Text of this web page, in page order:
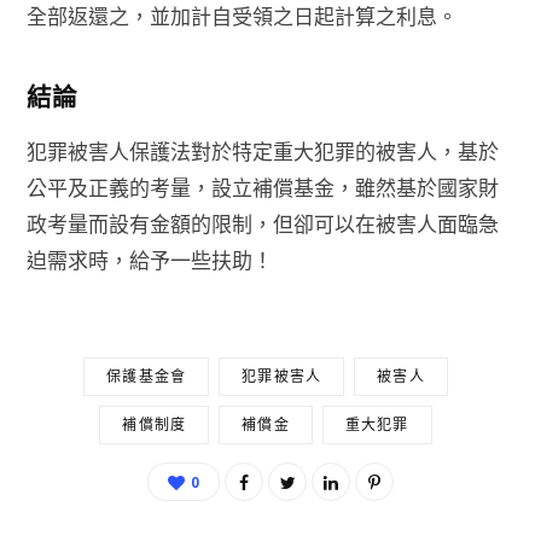
全部返還之，並加計自受領之日起計算之利息。
結論
犯罪被害人保護法對於特定重大犯罪的被害人，基於
公平及正義的考量，設立補償基金，雖然基於國家財
政考量而設有金額的限制，但卻可以在被害人面臨急
迫需求時，給予一些扶助！
保護基金會 犯罪被害人 被害人
補償制度 補償金 重大犯罪
0